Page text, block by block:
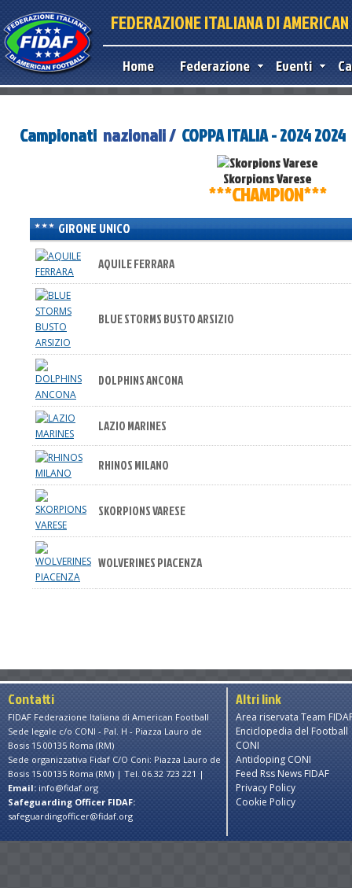
FEDERAZIONE ITALIANA DI
Home Federazione Eventi
Campionati nazionali / COPPA ITALIA - 2024 2024
Skorpions Varese
***CHAMPION***
GIRONE UNICO
AQUILE FERRARA
BLUE STORMS BUSTO ARSIZIO
DOLPHINS ANCONA
LAZIO MARINES
RHINOS MILANO
SKORPIONS VARESE
WOLVERINES PIACENZA
Contatti
FIDAF Federazione Italiana di American Football
Sede legale c/o CONI - Pal. H - Piazza Lauro de
Bosis 15 00135 Roma (RM)
Sede organizzativa Fidaf C/O Coni: Piazza Lauro de
Bosis 15 00135 Roma (RM) | Tel. 06.32 723 221 |
Email: info@fidaf.org
Safeguarding Officer FIDAF:
safeguardingofficer@fidaf.org
Altri link
Area riservata Team
Enciclopedia del Football
CONI
Antidoping CONI
Feed Rss News FIDAF
Privacy Policy
Cookie Policy